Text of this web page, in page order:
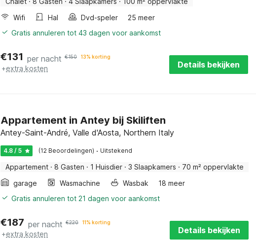
Wifi
Hal Dvd-speler
25 meer
Gratis annuleren tot 43 dagen voor aankomst
€131 per nacht €150 13% korting
+extra kosten Details bekijken
Appartement in Antey bij Skiliften
Antey-Saint-André, Valle d'Aosta, Northern Italy
4.8 / 5 (12 Beoordelingen) · Uitstekend
Appartement · 8 Gasten · 1 Huisdier · 3 Slaapkamers · 70 m² oppervlakte
garage
Wasmachine Wasbak
18 meer
Gratis annuleren tot 21 dagen voor aankomst
€187 per nacht €220 11% korting
+extra kosten Details bekijken